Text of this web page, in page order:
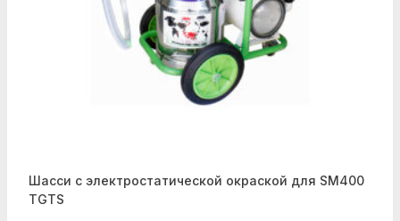
Шасси с электростатической окраской для SM400
TGTS